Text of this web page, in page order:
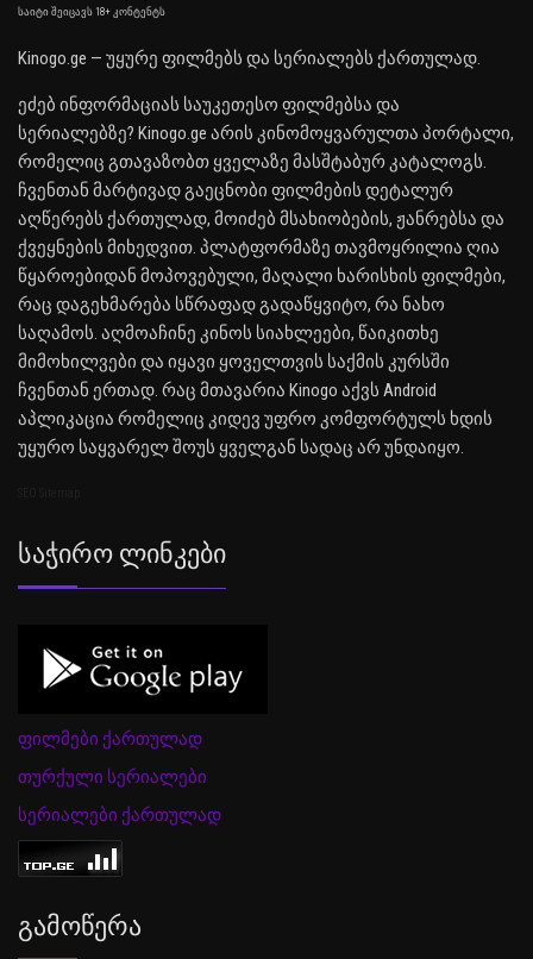
საიტი შეიცავს 18+ კონტენტს
Kinogo.ge — უყურე ფილმებს და სერიალებს ქართულად.
ეძებ ინფორმაციას საუკეთესო ფილმებსა და
სერიალებზე? Kinogo.ge არის კინომოყვარულთა პორტალი,
რომელიც გთავაზობთ ყველაზე მასშტაბურ კატალოგს.
ჩვენთან მარტივად გაეცნობი ფილმების დეტალურ
აღწერებს ქართულად, მოიძებ მსახიობების, ჟანრებსა და
ქვეყნების მიხედვით. პლატფორმაზე თავმოყრილია ღია
წყაროებიდან მოპოვებული, მაღალი ხარისხის ფილმები,
რაც დაგეხმარება სწრაფად გადაწყვიტო, რა ნახო
საღამოს. აღმოაჩინე კინოს სიახლეები, წაიკითხე
მიმოხილვები და იყავი ყოველთვის საქმის კურსში
ჩვენთან ერთად. რაც მთავარია Kinogo აქვს Android
აპლიკაცია რომელიც კიდევ უფრო კომფორტულს ხდის
უყურო საყვარელ შოუს ყველგან სადაც არ უნდაიყო.
Საჭირო Ლინკები
ფილმები ქართულად
თურქული სერიალები
სერიალები ქართულად
Გამოწერა